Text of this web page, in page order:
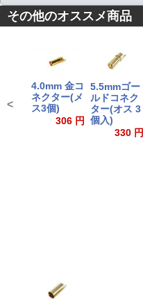
その他のオススメ商品
4.0mm 金コ
ネクター(メ
ス3個)
306 円
5.5mmゴー
ルドコネク
ター(オス 3
個入)
330 円
<